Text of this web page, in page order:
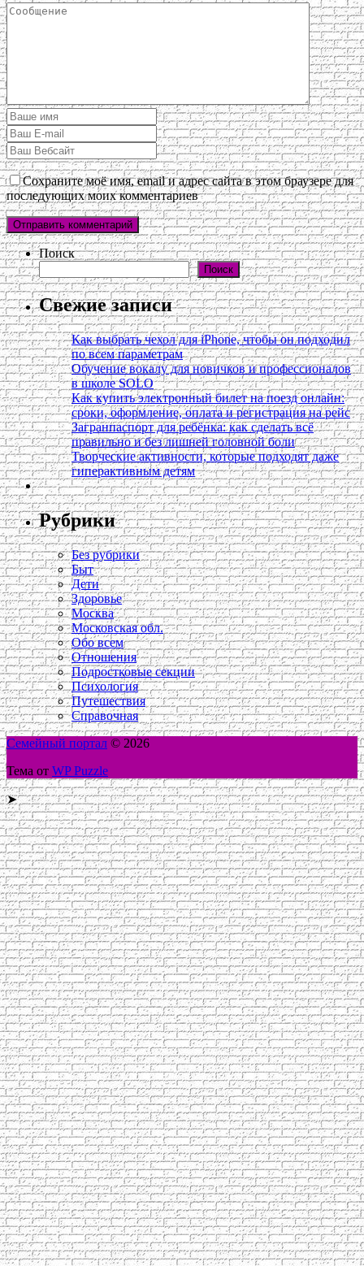
Сохраните моё имя, email и адрес сайта в этом браузере для
последующих моих комментариев
Поиск
Поиск
Свежие записи
Как выбрать чехол для iPhone, чтобы он подходил
по всем параметрам
Обучение вокалу для новичков и профессионалов
в школе SOLO
Как купить электронный билет на поезд онлайн:
сроки, оформление, оплата и регистрация на рейс
Загранпаспорт для ребёнка: как сделать всё
правильно и без лишней головной боли
Творческие активности, которые подходят даже
гиперактивным детям
Рубрики
Без рубрики
Быт
Дети
Здоровье
Москва
Московская обл.
Обо всем
Отношения
Подростковые секции
Психология
Путешествия
Справочная
Семейный портал © 2026
Тема от WP Puzzle
➤